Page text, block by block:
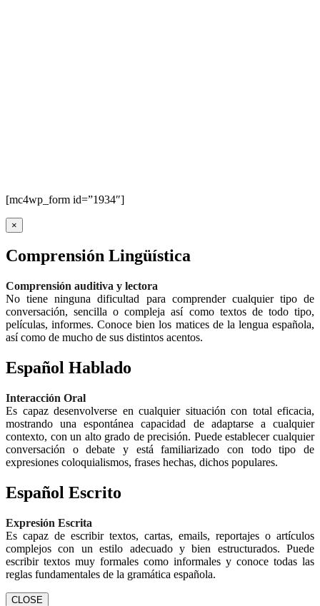
[mc4wp_form id=”1934″]
×
Comprensión Lingüística
Comprensión auditiva y lectora
No tiene ninguna dificultad para comprender cualquier tipo de
conversación, sencilla o compleja así como textos de todo tipo,
películas, informes. Conoce bien los matices de la lengua española,
así como de mucho de sus distintos acentos.
Español Hablado
Interacción Oral
Es capaz desenvolverse en cualquier situación con total eficacia,
mostrando una espontánea capacidad de adaptarse a cualquier
contexto, con un alto grado de precisión. Puede establecer cualquier
conversación o debate y está familiarizado con todo tipo de
expresiones coloquialismos, frases hechas, dichos populares.
Español Escrito
Expresión Escrita
Es capaz de escribir textos, cartas, emails, reportajes o artículos
complejos con un estilo adecuado y bien estructurados. Puede
escribir textos muy formales como informales y conoce todas las
reglas fundamentales de la gramática española.
CLOSE